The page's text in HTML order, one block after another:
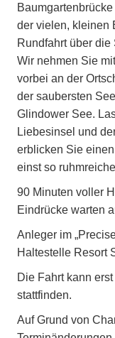
der vielen, kleinen
Rundfahrt über
Wir nehmen Sie
vorbei an der
der saubersten
Glindower See.
Liebesinsel und
erblicken Sie
einst so
90 Minuten voller
Eindrücke warten
Anleger im
Haltestelle Resort
Die Fahrt kann
stattfinden.
Auf Grund von